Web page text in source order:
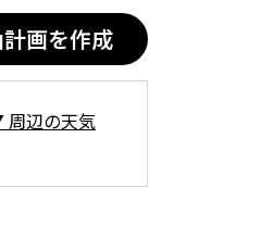
画を作成
周辺の天気